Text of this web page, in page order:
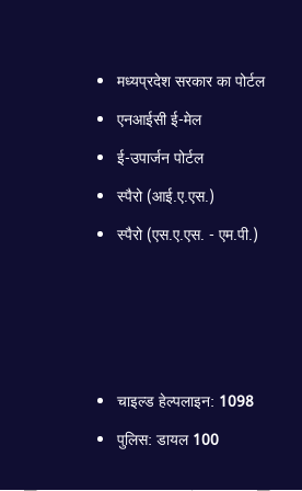
नर्मदा नदी, बरमान घाट
मध्यप्रदेश सरकार का पोर्टल
एनआईसी ई-मेल
ई-उपार्जन पोर्टल
स्पैरो (आई.ए.एस.)
स्पैरो (एस.ए.एस. - एम.पी.)
चाइल्ड हेल्पलाइन: 1098
पुलिस: डायल100